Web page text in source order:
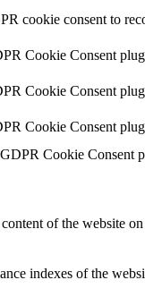
cookie consent to
Cookie Consent
Cookie Consent
Cookie Consent
Cookie Consent
of the website
indexes of the